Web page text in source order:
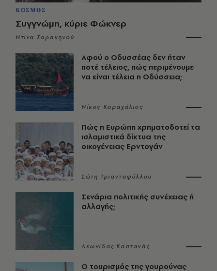
ΚΟΣΜΟΣ
Συγγνώμη, κύριε Φώκνερ
Ντίνα Σαρακηνού
Αφού ο Οδυσσέας δεν ήταν
ποτέ τέλειος, πώς περιμένουμε
να είναι τέλεια η Οδύσσεια;
Νίκος Καραχάλιος
Πώς η Ευρώπη χρηματοδοτεί τα
ισλαμιστικά δίκτυα της
οικογένειας Ερντογάν
Σώτη Τριανταφύλλου
Σενάρια πολιτικής συνέχειας ή
αλλαγής;
Λεωνίδας Καστανάς
Ο τουρισμός της γουρούνας